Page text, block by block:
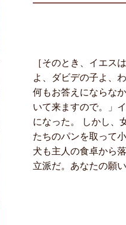
［そのとき、イエス
よ、ダビデの子よ、
何もお答えにならな
いて来ますので。」
になった。 しかし、
たちのパンを取って
犬も主人の食卓から
立派だ。あなたの願